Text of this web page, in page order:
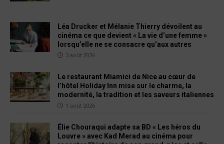
Léa Drucker et Mélanie Thierry dévoilent au
cinéma ce que devient « La vie d’une femme »
lorsqu’elle ne se consacre qu’aux autres
3 août 2026
Le restaurant Miamici de Nice au cœur de
l’hôtel Holiday Inn mise sur le charme, la
modernité, la tradition et les saveurs italiennes
1 août 2026
Élie Chouraqui adapte sa BD « Les héros du
Louvre » avec Kad Merad au cinéma pour